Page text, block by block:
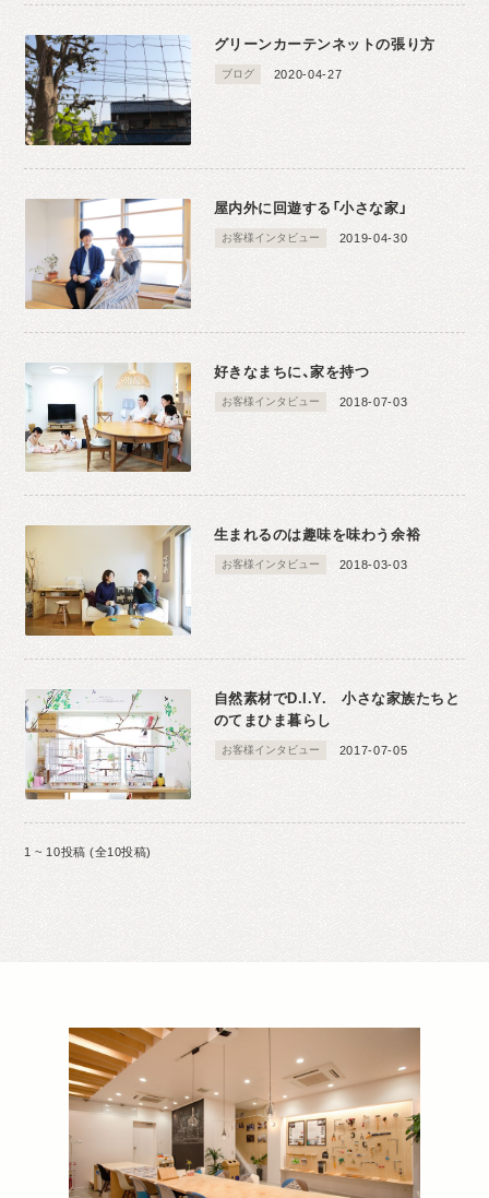
グリーンカーテンネットの張り方
ブログ 2020-04-27
屋内外に回遊する「小さな家」
お客様インタビュー 2019-04-30
好きなまちに、家を持つ
お客様インタビュー 2018-07-03
生まれるのは趣味を味わう余裕
お客様インタビュー 2018-03-03
自然素材でD.I.Y. ⼩さな家族たちと
のてまひま暮らし
お客様インタビュー 2017-07-05
1 ~ 10投稿 (全10投稿)